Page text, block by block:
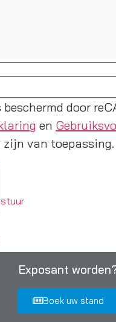
door
en
zijn van toepassing.
Exposant
Boek uw stand